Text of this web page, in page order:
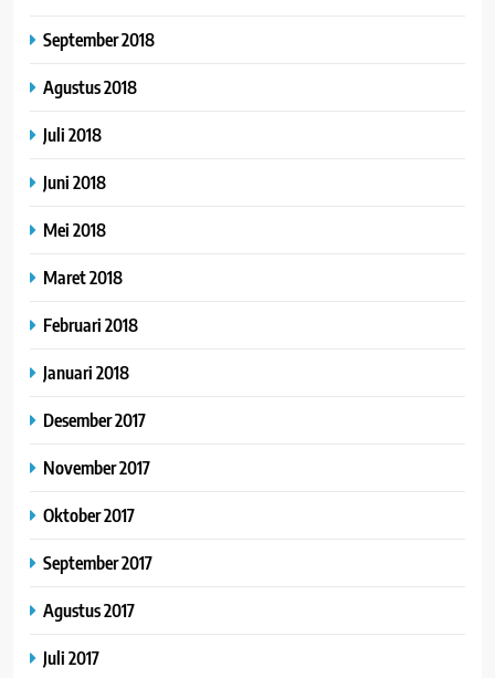
September 2018
Agustus 2018
Juli 2018
Juni 2018
Mei 2018
Maret 2018
Februari 2018
Januari 2018
Desember 2017
November 2017
Oktober 2017
September 2017
Agustus 2017
Juli 2017